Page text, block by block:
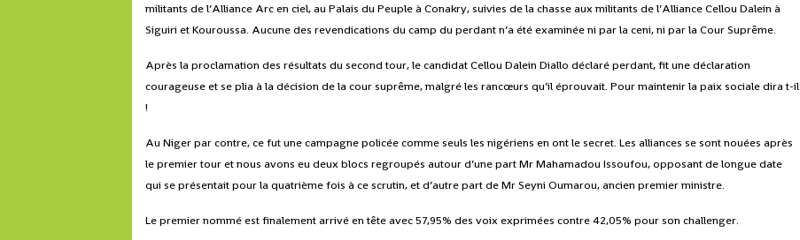
militants de l’Alliance Arc en ciel, au Palais du Peuple à Conakry, suivies de la chasse aux militants de l’Alliance Cellou Dalein à
Siguiri et Kouroussa. Aucune des revendications du camp du perdant n’a été examinée ni par la ceni, ni par la Cour Suprême.
Après la proclamation des résultats du second tour, le candidat Cellou Dalein Diallo déclaré perdant, fit une déclaration
courageuse et se plia à la décision de la cour suprême, malgré les rancœurs qu’il éprouvait. Pour maintenir la paix sociale dira t-il
!
Au Niger par contre, ce fut une campagne policée comme seuls les nigériens en ont le secret. Les alliances se sont nouées après
le premier tour et nous avons eu deux blocs regroupés autour d’une part Mr Mahamadou Issoufou, opposant de longue date
qui se présentait pour la quatrième fois à ce scrutin, et d’autre part de Mr Seyni Oumarou, ancien premier ministre.
Le premier nommé est finalement arrivé en tête avec 57,95% des voix exprimées contre 42,05% pour son challenger.